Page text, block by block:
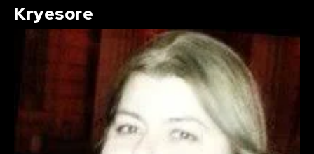
Kryesore